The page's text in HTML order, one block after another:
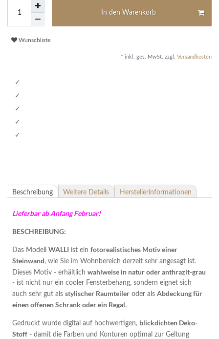
In den Warenkorb
Wunschliste
* inkl. ges. MwSt. zzgl. Versandkosten
Beschreibung Weitere Details Herstellerinformationen
Lieferbar ab Anfang Februar!
BESCHREIBUNG:
Das Modell WALLI ist ein fotorealistisches Motiv einer
Steinwand, wie Sie im Wohnbereich derzeit sehr angesagt ist.
Dieses Motiv - erhältlich wahlweise in natur oder anthrazit-grau
- ist nicht nur ein cooler Fensterbehang, sondern eignet sich
auch sehr gut als stylischer Raumteiler oder als Abdeckung für
einen offenen Schrank oder ein Regal.
Gedruckt wurde digital auf hochwertigen, blickdichten Deko-
Stoff - damit die Farben und Konturen optimal zur Geltung